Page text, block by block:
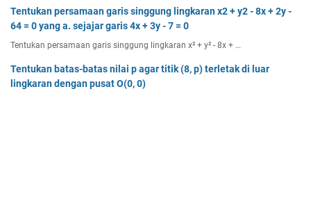
Tentukan persamaan garis singgung lingkaran x2 + y2 - 8x + 2y -
64 = 0 yang a. sejajar garis 4x + 3y - 7 = 0
Tentukan persamaan garis singgung lingkaran x² + y² - 8x + …
Tentukan batas-batas nilai p agar titik (8, p) terletak di luar
lingkaran dengan pusat O(0, 0)